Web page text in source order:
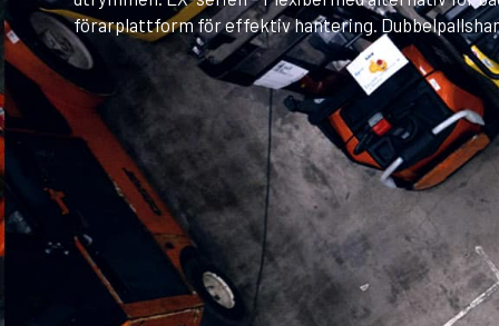
förarplattform för effektiv hantering.